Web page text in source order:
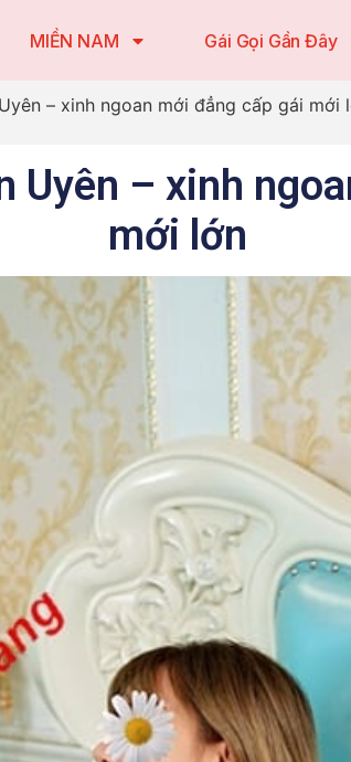
MIỀN NAM Gái Gọi Gần Đây
– xinh ngoan mới đẳng cấp gái mới
Uyên – xinh
mới lớn